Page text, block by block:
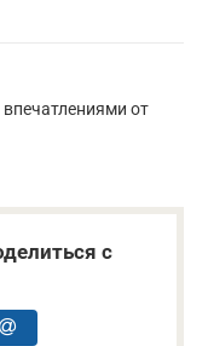
от
с